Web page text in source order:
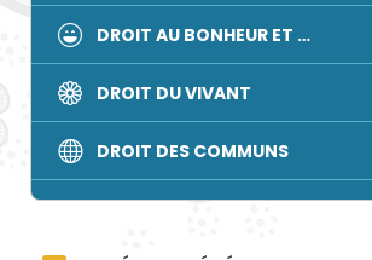
DROIT AU BONHEUR ET …
DROIT DU VIVANT
DROIT DES COMMUNS